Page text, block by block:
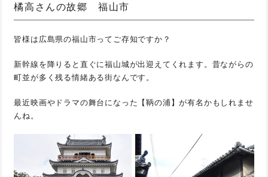
橘高さんの故郷 福山市
皆様は広島県の福山市ってご存知ですか？
新幹線を降りると直ぐに福山城が出迎えてくれます。昔ながらの
町並が多く残る情緒ある街なんです。
最近映画やドラマの舞台になった【鞆の浦】が有名かもしれませ
んね。